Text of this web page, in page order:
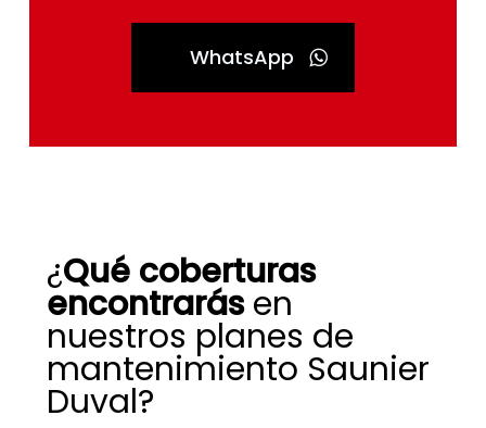
WhatsApp
¿Qué coberturas
encontrarásen
nuestros planes de
mantenimiento Saunier
Duval?